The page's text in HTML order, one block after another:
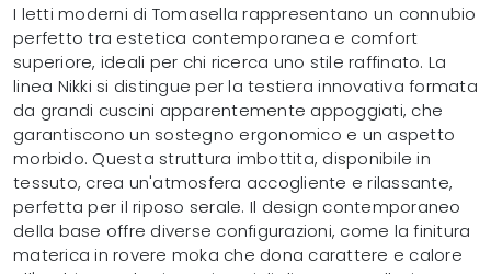
I letti moderni di Tomasella rappresentano un connubio
perfetto tra estetica contemporanea e comfort
superiore, ideali per chi ricerca uno stile raffinato. La
linea Nikki si distingue per la testiera innovativa formata
da grandi cuscini apparentemente appoggiati, che
garantiscono un sostegno ergonomico e un aspetto
morbido. Questa struttura imbottita, disponibile in
tessuto, crea un'atmosfera accogliente e rilassante,
perfetta per il riposo serale. Il design contemporaneo
della base offre diverse configurazioni, come la finitura
materica in rovere moka che dona carattere e calore